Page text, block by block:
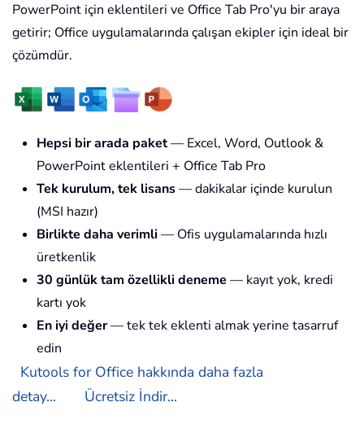
PowerPoint için eklentileri ve Office Tab Pro'yu bir araya
getirir; Office uygulamalarında çalışan ekipler için ideal bir
çözümdür.
Hepsi bir arada paket— Excel, Word, Outlook &
PowerPoint eklentileri + Office Tab Pro
Tek kurulum, tek lisans— dakikalar içinde kurulun
(MSI hazır)
Birlikte daha verimli — Ofis uygulamalarında hızlı
üretkenlik
30 günlük tam özellikli deneme — kayıt yok, kredi
kartı yok
En iyi değer— tek tek eklenti almak yerine tasarruf
edin
Kutools for Office hakkında daha fazla
detay...
Ücretsiz İndir...